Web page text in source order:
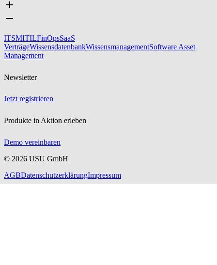
ITSMITILFinOpsSaaS
VerträgeWissensdatenbankWissensmanagementSoftware Asset
Management
Newsletter
Jetzt registrieren
Produkte in Aktion erleben
Demo vereinbaren
© 2026 USU GmbH
AGBDatenschutzerklärungImpressum